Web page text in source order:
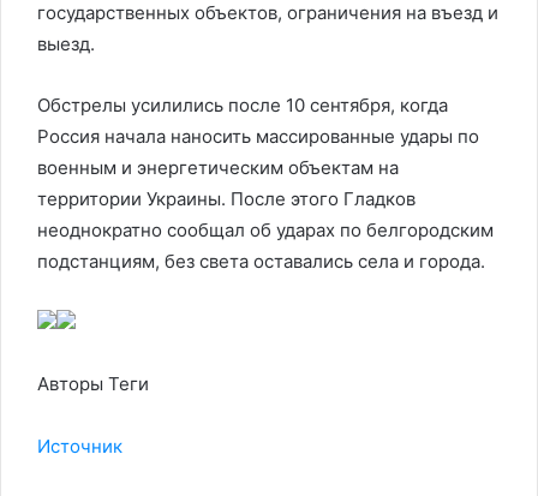
государственных объектов, ограничения на въезд и
выезд.
Обстрелы усилились после 10 сентября, когда
Россия начала наносить массированные удары по
военным и энергетическим объектам на
территории Украины. После этого Гладков
неоднократно сообщал об ударах по белгородским
подстанциям, без света оставались села и города.
Авторы Теги
Источник